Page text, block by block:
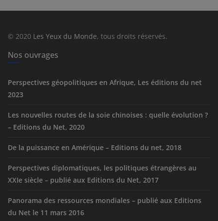
e
© 2020 Les Yeux du Monde, tous droits réservés.
Nos ouvrages
Perspectives géopolitiques en Afrique, Les éditions du net
2023
Les nouvelles routes de la soie chinoises : quelle évolution ?
– Editions du Net, 2020
De la puissance en Amérique – Editions du net, 2018
Perspectives diplomatiques, les politiques étrangères au
XXIe siècle – publié aux Editions du Net, 2017
Panorama des ressources mondiales – publié aux Editions
du Net le 11 mars 2016